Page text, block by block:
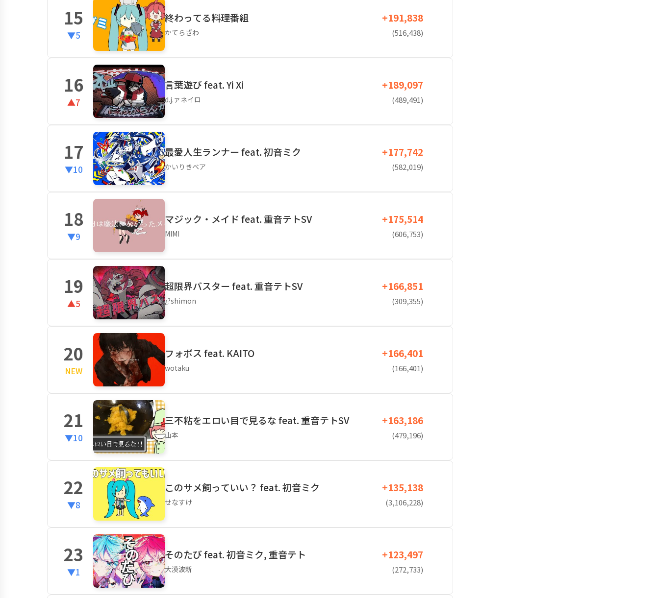
15
▼5
終わってる料理番組
かてらざわ
+191,838
(516,438)
16
▲7
言葉遊び feat. Yi Xi
d.j.ァネイロ
+189,097
(489,491)
17
▼10
最愛人生ランナー feat. 初音ミク
かいりきベア
+177,742
(582,019)
18
▼9
マジック・メイド feat. 重音テトSV
MIMI
+175,514
(606,753)
19
▲5
超限界バスター feat. 重音テトSV
¿?shimon
+166,851
(309,355)
20
NEW
フォボス feat. KAITO
wotaku
+166,401
(166,401)
21
▼10
三不粘をエロい目で見るな feat. 重音テトSV
山本
+163,186
(479,196)
22
▼8
このサメ飼っていい？ feat. 初音ミク
せなすけ
+135,138
(3,106,228)
23
▼1
そのたび feat. 初音ミク, 重音テト
大漠波新
+123,497
(272,733)